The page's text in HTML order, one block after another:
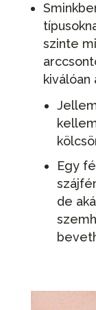
szinte
kiválóan
Egy
de